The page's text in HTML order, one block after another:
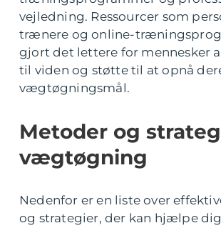
vejledning. Ressourcer som
trænere og online-
gjort det lettere for mennesker
til viden og støtte til at opnå
vægtøgningsmål.
Metoder og
vægtøgning
Nedenfor er en liste over
og strategier, der kan hjælpe